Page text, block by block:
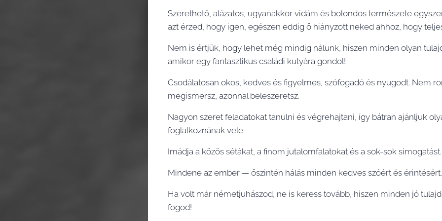
Szerethető, alázatos, ugyanakkor vidám és bolondos természete
azt érzed, hogy igen, egészen eddig ő hiányzott neked ahhoz, hogy
Nem is értjük, hogy lehet még mindig nálunk, hiszen minden olyan
amikor egy fantasztikus családi kutyára gondol!
Csodálatosan okos, kedves és figyelmes, szófogadó és nyugodt. Nem
megismersz, azonnal beleszeretsz.
Nagyon szeret feladatokat tanulni és végrehajtani, így bátran ajánljuk
foglalkoznának vele.
Imádja a közös sétákat, a finom jutalomfalatokat és a sok-sok simogatást.
Mindene az ember — őszintén hálás minden kedves szóért és érintésért.
Ha volt már németjuhászod, ne is keress tovább, hiszen minden jó
fogod!